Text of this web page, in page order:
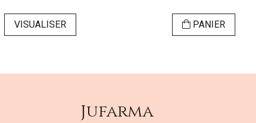
VISUALISER PANIER
Jufarma